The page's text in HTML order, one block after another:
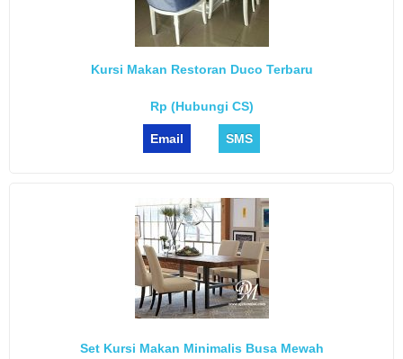
Kursi Makan Restoran Duco Terbaru
Rp (Hubungi CS)
Email SMS
Set Kursi Makan Minimalis Busa Mewah